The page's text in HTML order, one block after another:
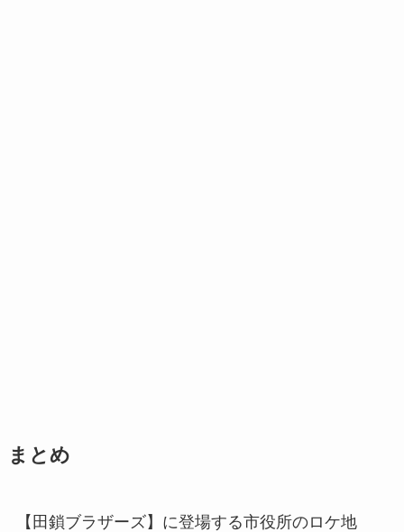
まとめ
【田鎖ブラザーズ】に登場する市役所のロケ地